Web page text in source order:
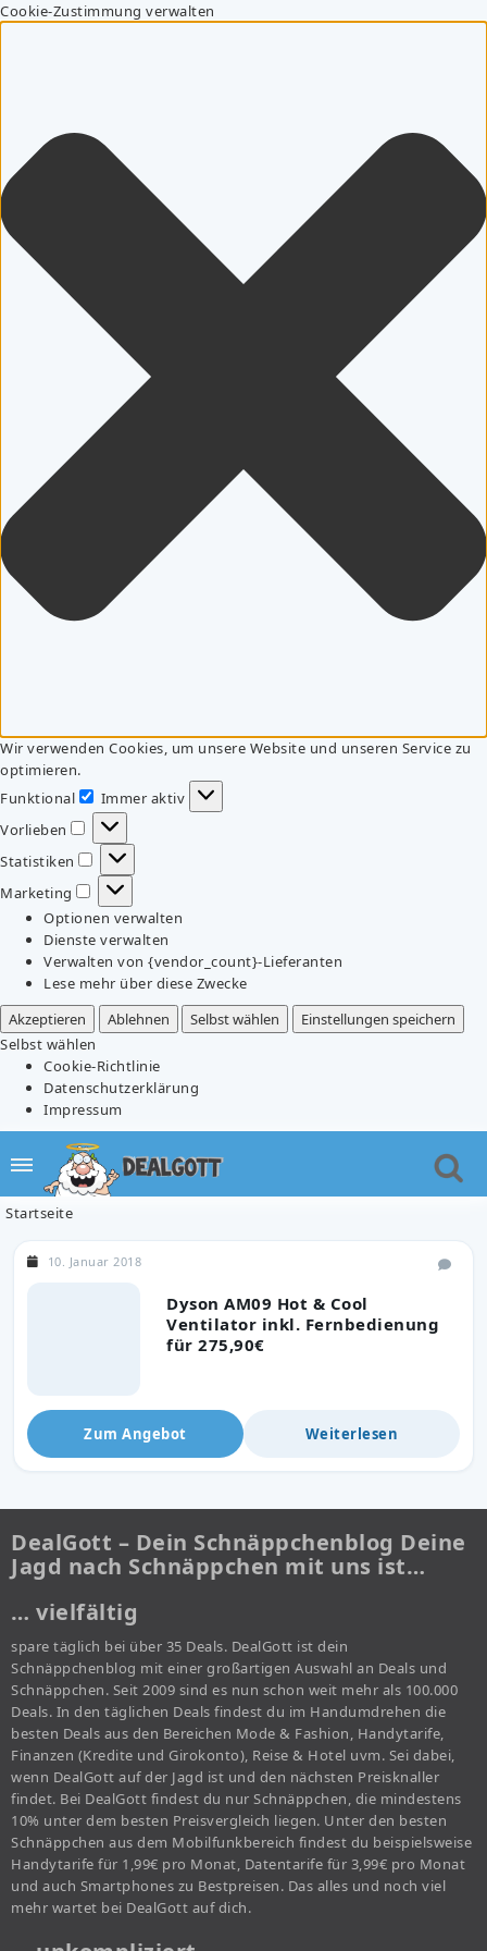
Cookie-Zustimmung verwalten
Wir verwenden Cookies, um unsere Website und unseren Service zu
optimieren.
Funktional
Funktional
Immer aktiv
Vorlieben
Vorlieben
Statistiken
Statistiken
Marketing
Marketing
Optionen verwalten
Dienste verwalten
Verwalten von {vendor_count}-Lieferanten
Lese mehr über diese Zwecke
Akzeptieren
Ablehnen Selbst wählen
Einstellungen speichern
Selbst wählen
Cookie-Richtlinie
Datenschutzerklärung
Impressum
Startseite
Dyson AM09 Hot & Cool
Ventilator inkl. Fernbedienung
für 275,90€
10. Januar 2018
Zum Angebot Weiterlesen
DealGott – Dein Schnäppchenblog Deine
Jagd nach Schnäppchen mit uns ist…
… vielfältig
spare täglich bei über 35 Deals. DealGott ist dein
Schnäppchenblog mit einer großartigen Auswahl an Deals und
Schnäppchen. Seit 2009 sind es nun schon weit mehr als 100.000
Deals. In den täglichen Deals findest du im Handumdrehen die
besten Deals aus den Bereichen Mode & Fashion, Handytarife,
Finanzen (Kredite und Girokonto), Reise & Hotel uvm. Sei dabei,
wenn DealGott auf der Jagd ist und den nächsten Preisknaller
findet. Bei DealGott findest du nur Schnäppchen, die mindestens
10% unter dem besten Preisvergleich liegen. Unter den besten
Schnäppchen aus dem Mobilfunkbereich findest du beispielsweise
Handytarife für 1,99€ pro Monat, Datentarife für 3,99€ pro Monat
und auch Smartphones zu Bestpreisen. Das alles und noch viel
mehr wartet bei DealGott auf dich.